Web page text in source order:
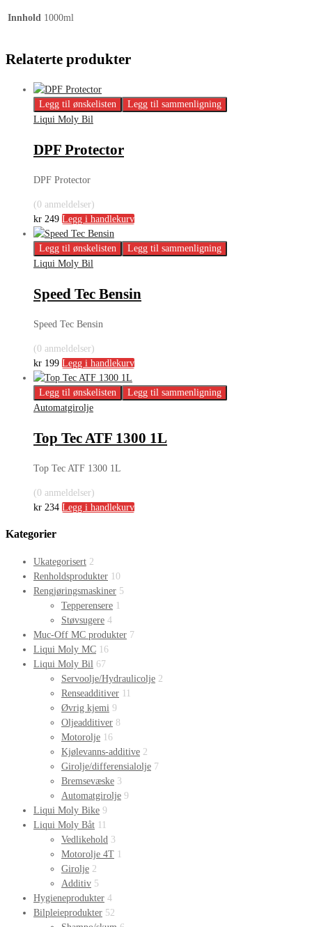
Innhold 1000ml
Relaterte produkter
Legg til ønskelisten
Legg til sammenligning
Liqui Moly Bil
DPF Protector
DPF Protector
(0 anmeldelser)
kr 249 Legg i handlekurv
Legg til ønskelisten
Legg til sammenligning
Liqui Moly Bil
Speed Tec Bensin
Speed Tec Bensin
(0 anmeldelser)
kr 199 Legg i handlekurv
Legg til ønskelisten
Legg til sammenligning
Automatgirolje
Top Tec ATF 1300 1L
Top Tec ATF 1300 1L
(0 anmeldelser)
kr 234 Legg i handlekurv
Kategorier
Ukategorisert 2
Renholdsprodukter 10
Rengjøringsmaskiner 5
Tepperensere 1
Støvsugere 4
Muc-Off MC produkter 7
Liqui Moly MC 16
Liqui Moly Bil 67
Servoolje/Hydraulicolje 2
Renseadditiver 11
Øvrig kjemi 9
Oljeadditiver 8
Motorolje 16
Kjølevanns-additive 2
Girolje/differensialolje 7
Bremsevæske 3
Automatgirolje 9
Liqui Moly Bike 9
Liqui Moly Båt 11
Vedlikehold 3
Motorolje 4T 1
Girolje 2
Additiv 5
Hygieneprodukter 4
Bilpleieprodukter 52